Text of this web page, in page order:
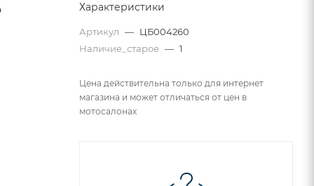
Характеристики
Артикул — ЦБ004260
Наличие_старое — 1
Цена действительна только для интернет
магазина и может отличаться от цен в
мотосалонах